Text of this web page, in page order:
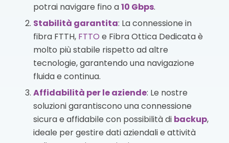
potrai navigare fino a10 Gbps.
Stabilità garantita: La connessione in
fibra FTTH, FTTO e Fibra Ottica Dedicata è
molto più stabile rispetto ad altre
tecnologie, garantendo una navigazione
fluida e continua.
Affidabilità per le aziende: Le nostre
soluzioni garantiscono una connessione
sicura e affidabile con possibilità di backup,
ideale per gestire dati aziendali e attività